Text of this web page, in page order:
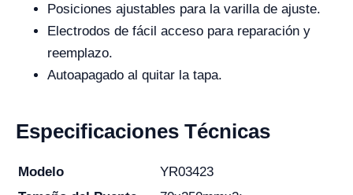
Posiciones ajustables para la varilla de ajuste.
Electrodos de fácil acceso para reparación y
reemplazo.
Autoapagado al quitar la tapa.
Especificaciones Técnicas
Modelo
YR03423